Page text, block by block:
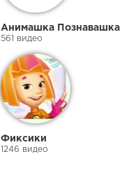
Анимашка Познавашка
561 видео
Фиксики
1246 видео